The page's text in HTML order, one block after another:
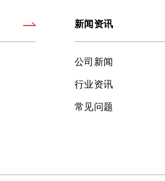
新闻资讯
公司新闻
行业资讯
常见问题